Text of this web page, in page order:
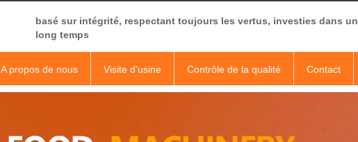
basé sur intégrité, respectant toujours les vertus, investies dans un
long temps
A propos de nous Visite d'usine Contrôle de la qualité Contact